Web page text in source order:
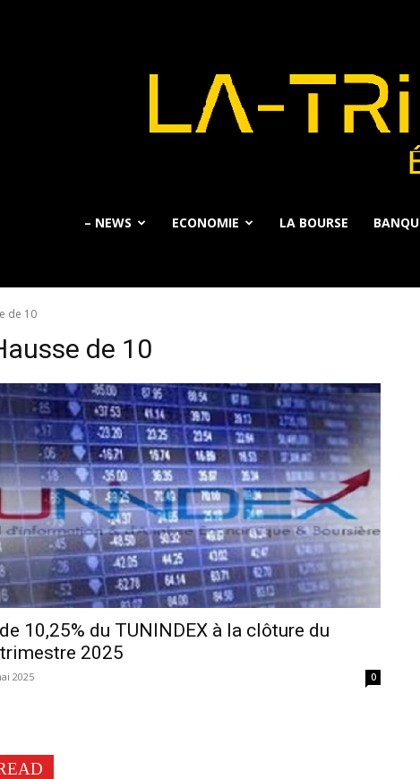
– NEWS ECONOMIE LA BOURSE
de 10
de 10
10,25% du TUNINDEX à la clôture du
2025
2025 0